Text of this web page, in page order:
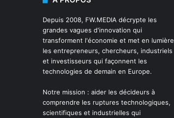
Depuis 2008, FW.MEDIA décrypte les
grandes vagues d'innovation qui
transforment l'économie et met en lumière
les entrepreneurs, chercheurs, industriels
et investisseurs qui façonnent les
technologies de demain en Europe.
Notre mission : aider les décideurs à
comprendre les ruptures technologiques,
scientifiques et industrielles qui